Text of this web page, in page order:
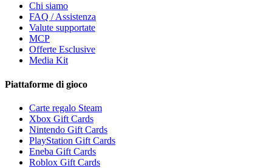
Chi siamo
FAQ / Assistenza
Valute supportate
MCP
Offerte Esclusive
Media Kit
Piattaforme di gioco
Carte regalo Steam
Xbox Gift Cards
Nintendo Gift Cards
PlayStation Gift Cards
Eneba Gift Cards
Roblox Gift Cards